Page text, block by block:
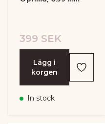
399 SEK
Lägg i
korgen
In stock